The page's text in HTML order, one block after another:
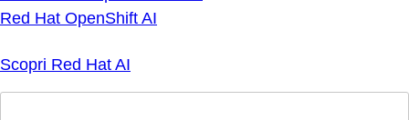
Red Hat OpenShift AI
Scopri Red Hat AI